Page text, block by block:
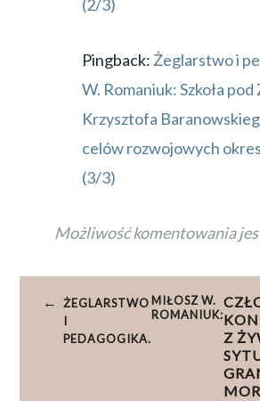
(2/3)
Pingback: Żeglarstwo i
W. Romaniuk: Szkoła pod
Krzysztofa
celów rozwojowych
(3/3)
Możliwość komentowania
Nawigacja
wpisu
ŻEGLARSTWO
I
PEDAGOGIKA.
MIŁOSZ W.
ROMANIUK:
Z